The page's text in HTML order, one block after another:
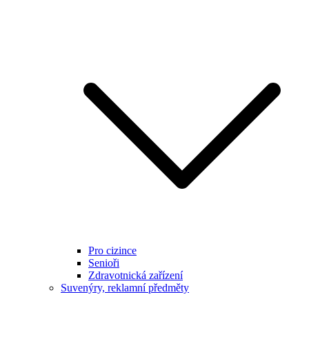
Pro cizince
Senioři
Zdravotnická zařízení
Suvenýry, reklamní předměty